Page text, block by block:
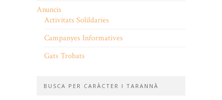
Anuncis
Activitats Solildaries
Campanyes Informatives
Gats Trobats
BUSCA PER CARÀCTER I TARANNÀ